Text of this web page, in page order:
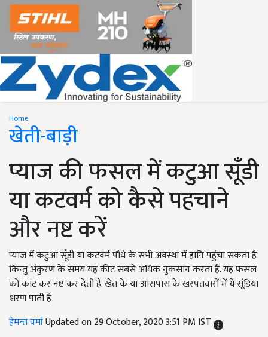
Home
खेती-बाड़ी
प्याज की फसल में कटुआ सूँडी
या कटवर्म को कैसे पहचाने
और नष्ट करें
प्याज में कटुआ सूँडी या कटवर्म पौधे के सभी अवस्था में हानि पहुंचा सकता है
किन्तु अंकुरण के समय यह कीट सबसे अधिक नुकसान करता है. यह फसल
को काट कर नष्ट कर देती है. खेत के या आसपास के खरपतवारों में ये सूंडिया
शरण पाती है
हेमन्त वर्माUpdated on 29 October, 2020 3:51 PM IST